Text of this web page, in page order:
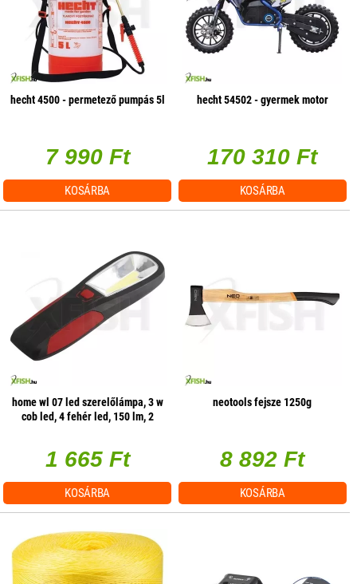
hecht 4500 - permetező pumpás 5l
7 990 Ft
KOSÁRBA
hecht 54502 - gyermek motor
170 310 Ft
KOSÁRBA
home wl 07 led szerelőlámpa, 3 w
cob led, 4 fehér led, 150 lm, 2
1 665 Ft
KOSÁRBA
neotools fejsze 1250g
8 892 Ft
KOSÁRBA